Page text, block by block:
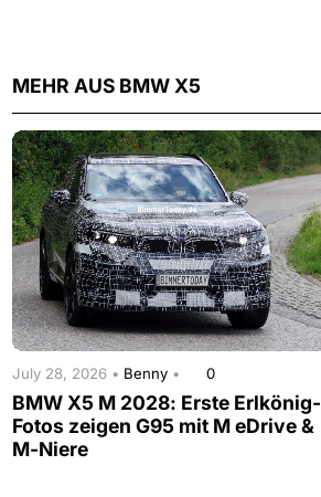
MEHR AUS BMW X5
July 28, 2026 • Benny • 0
BMW X5 M 2028: Erste Erlkönig-
Fotos zeigen G95 mit M eDrive &
M-Niere